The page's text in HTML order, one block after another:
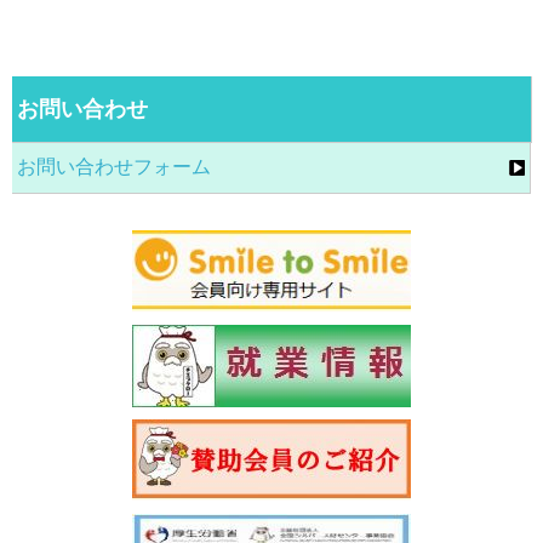
お問い合わせ
お問い合わせフォーム